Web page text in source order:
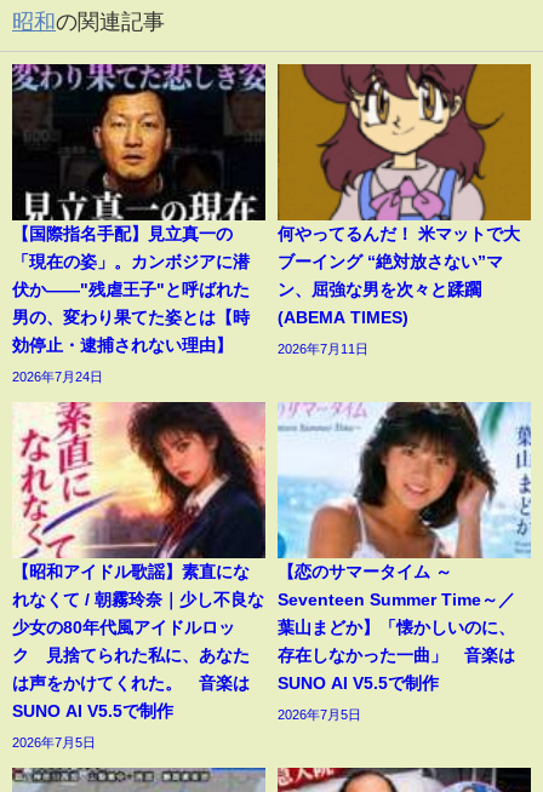
昭和の関連記事
【国際指名手配】見立真一の
「現在の姿」。カンボジアに潜
伏か――"残虐王子"と呼ばれた
男の、変わり果てた姿とは【時
効停止・逮捕されない理由】
2026年7月24日
何やってるんだ！ 米マットで大
ブーイング “絶対放さない”マ
ン、屈強な男を次々と蹂躙
(ABEMA TIMES)
2026年7月11日
【昭和アイドル歌謡】素直にな
れなくて / 朝霧玲奈｜少し不良な
少女の80年代風アイドルロッ
ク 見捨てられた私に、あなた
は声をかけてくれた。 音楽は
SUNO AI V5.5で制作
2026年7月5日
【恋のサマータイム ～
Seventeen Summer Time～／
葉山まどか】「懐かしいのに、
存在しなかった一曲」 音楽は
SUNO AI V5.5で制作
2026年7月5日